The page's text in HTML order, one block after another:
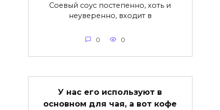
Соевый соус постепенно, хоть и
неуверенно, входит в
0 0
У нас его используют в
основном для чая, а вот кофе